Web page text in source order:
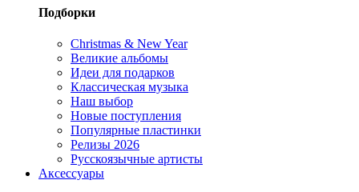
Подборки
Christmas & New Year
Великие альбомы
Идеи для подарков
Классическая музыка
Наш выбор
Новые поступления
Популярные пластинки
Релизы 2026
Русскоязычные артисты
Аксессуары